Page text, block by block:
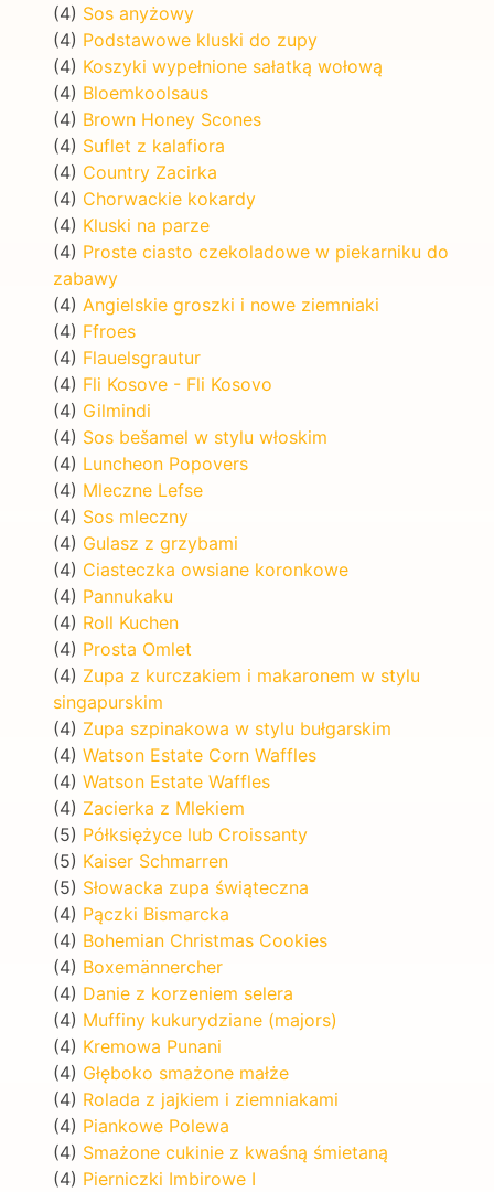
(4) Sos anyżowy
(4) Podstawowe kluski do zupy
(4) Koszyki wypełnione sałatką wołową
(4) Bloemkoolsaus
(4) Brown Honey Scones
(4) Suflet z kalafiora
(4) Country Zacirka
(4) Chorwackie kokardy
(4) Kluski na parze
(4) Proste ciasto czekoladowe w piekarniku do
zabawy
(4) Angielskie groszki i nowe ziemniaki
(4) Ffroes
(4) Flauelsgrautur
(4) Fli Kosove - Fli Kosovo
(4) Gilmindi
(4) Sos bešamel w stylu włoskim
(4) Luncheon Popovers
(4) Mleczne Lefse
(4) Sos mleczny
(4) Gulasz z grzybami
(4) Ciasteczka owsiane koronkowe
(4) Pannukaku
(4) Roll Kuchen
(4) Prosta Omlet
(4) Zupa z kurczakiem i makaronem w stylu
singapurskim
(4) Zupa szpinakowa w stylu bułgarskim
(4) Watson Estate Corn Waffles
(4) Watson Estate Waffles
(4) Zacierka z Mlekiem
(5) Półksiężyce lub Croissanty
(5) Kaiser Schmarren
(5) Słowacka zupa świąteczna
(4) Pączki Bismarcka
(4) Bohemian Christmas Cookies
(4) Boxemännercher
(4) Danie z korzeniem selera
(4) Muffiny kukurydziane (majors)
(4) Kremowa Punani
(4) Głęboko smażone małże
(4) Rolada z jajkiem i ziemniakami
(4) Piankowe Polewa
(4) Smażone cukinie z kwaśną śmietaną
(4) Pierniczki Imbirowe I